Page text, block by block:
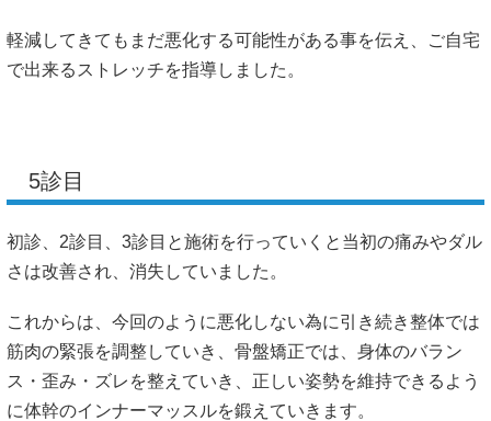
軽減してきてもまだ悪化する可能性がある事を伝え、ご自宅
で出来るストレッチを指導しました。
5診目
初診、2診目、3診目と施術を行っていくと当初の痛みやダル
さは改善され、消失していました。
これからは、今回のように悪化しない為に引き続き整体では
筋肉の緊張を調整していき、骨盤矯正では、身体のバラン
ス・歪み・ズレを整えていき、正しい姿勢を維持できるよう
に体幹のインナーマッスルを鍛えていきます。